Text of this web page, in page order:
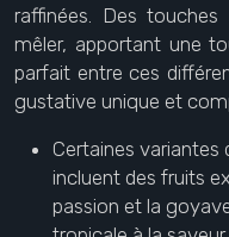
raffinées. Des
mêler, apportant une
parfait entre ces
gustative unique et
Certaines variantes
incluent des fruits
passion et la